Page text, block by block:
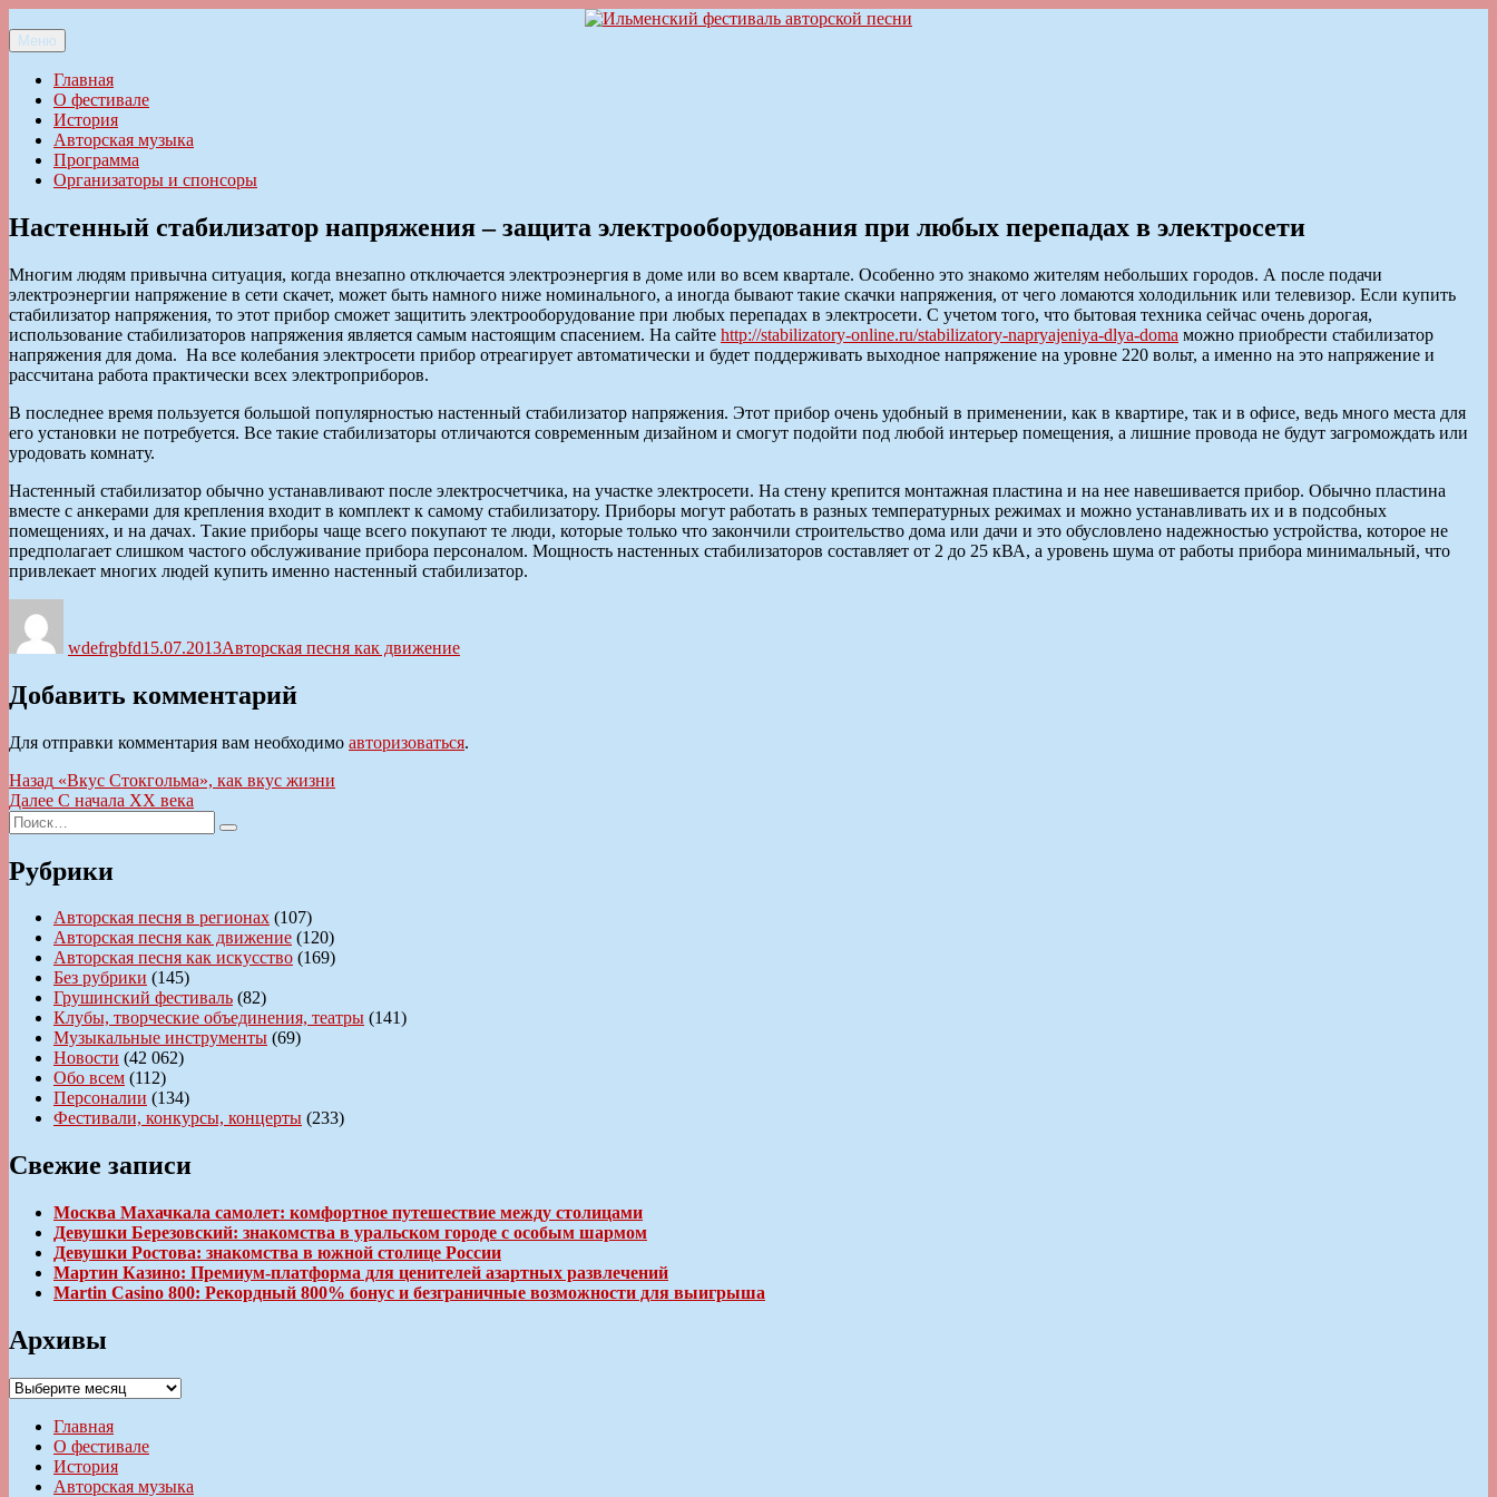
к
содержимому
Ильменский фестиваль авторской песни
Меню
Главная
О фестивале
История
Авторская музыка
Программа
Организаторы и спонсоры
Настенный стабилизатор напряжения – защита электрооборудования при любых перепадах в электросети
Многим людям привычна ситуация, когда внезапно отключается электроэнергия в доме или во всем квартале. Особенно это знакомо жителям небольших городов. А после подачи
электроэнергии напряжение в сети скачет, может быть намного ниже номинального, а иногда бывают такие скачки напряжения, от чего ломаются холодильник или телевизор. Если купить
стабилизатор напряжения, то этот прибор сможет защитить электрооборудование при любых перепадах в электросети. С учетом того, что бытовая техника сейчас очень дорогая,
использование стабилизаторов напряжения является самым настоящим спасением. На сайте http://stabilizatory-online.ru/stabilizatory-napryajeniya-dlya-doma можно приобрести стабилизатор
напряжения для дома. На все колебания электросети прибор отреагирует автоматически и будет поддерживать выходное напряжение на уровне 220 вольт, а именно на это напряжение и
рассчитана работа практически всех электроприборов.
В последнее время пользуется большой популярностью настенный стабилизатор напряжения. Этот прибор очень удобный в применении, как в квартире, так и в офисе, ведь много места для
его установки не потребуется. Все такие стабилизаторы отличаются современным дизайном и смогут подойти под любой интерьер помещения, а лишние провода не будут загромождать или
уродовать комнату.
Настенный стабилизатор обычно устанавливают после электросчетчика, на участке электросети. На стену крепится монтажная пластина и на нее навешивается прибор. Обычно пластина
вместе с анкерами для крепления входит в комплект к самому стабилизатору. Приборы могут работать в разных температурных режимах и можно устанавливать их и в подсобных
помещениях, и на дачах. Такие приборы чаще всего покупают те люди, которые только что закончили строительство дома или дачи и это обусловлено надежностью устройства, которое не
предполагает слишком частого обслуживание прибора персоналом. Мощность настенных стабилизаторов составляет от 2 до 25 кВА, а уровень шума от работы прибора минимальный, что
привлекает многих людей купить именно настенный стабилизатор.
wdefrgbfd15.07.2013Авторская песня как движение
Добавить комментарий
Для отправки комментария вам необходимо авторизоваться.
Навигация
по
записям
Назад Предыдущая
запись:
«Вкус Стокгольма», как вкус жизни
Далее Следующая
С начала XX века
Искать:
Поиск
Рубрики
Авторская песня в регионах (107)
Авторская песня как движение (120)
Авторская песня как искусство (169)
Без рубрики (145)
Грушинский фестиваль (82)
Клубы, творческие объединения, театры (141)
Музыкальные инструменты (69)
Новости (42 062)
Обо всем (112)
Персоналии (134)
Фестивали, конкурсы, концерты (233)
Свежие записи
Москва Махачкала самолет: комфортное путешествие между столицами
Девушки Березовский: знакомства в уральском городе с особым шармом
Девушки Ростова: знакомства в южной столице России
Мартин Казино: Премиум-платформа для ценителей азартных развлечений
Martin Casino 800: Рекордный 800% бонус и безграничные возможности для выигрыша
Архивы
Архивы
Главная
О фестивале
История
Авторская музыка